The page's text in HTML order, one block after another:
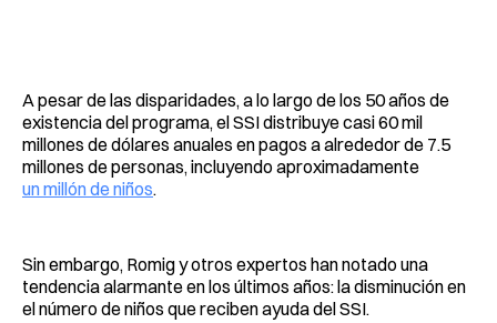
A pesar de las disparidades, a lo largo de los 50 años de
existencia del programa, el SSI distribuye casi 60 mil
millones de dólares anuales en pagos a alrededor de 7.5
millones de personas, incluyendo aproximadamente
un millón de niños.
Sin embargo, Romig y otros expertos han notado una
tendencia alarmante en los últimos años: la disminución en
el número de niños que reciben ayuda del SSI.